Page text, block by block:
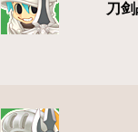
刀